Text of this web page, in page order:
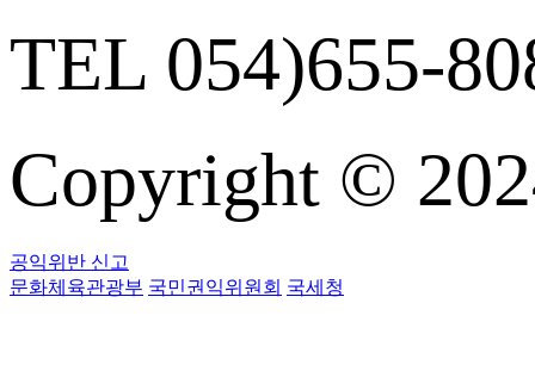
TEL 054)655-
Copyright ©
공익위반 신고
문화체육관광부 국민권익위원회 국세청